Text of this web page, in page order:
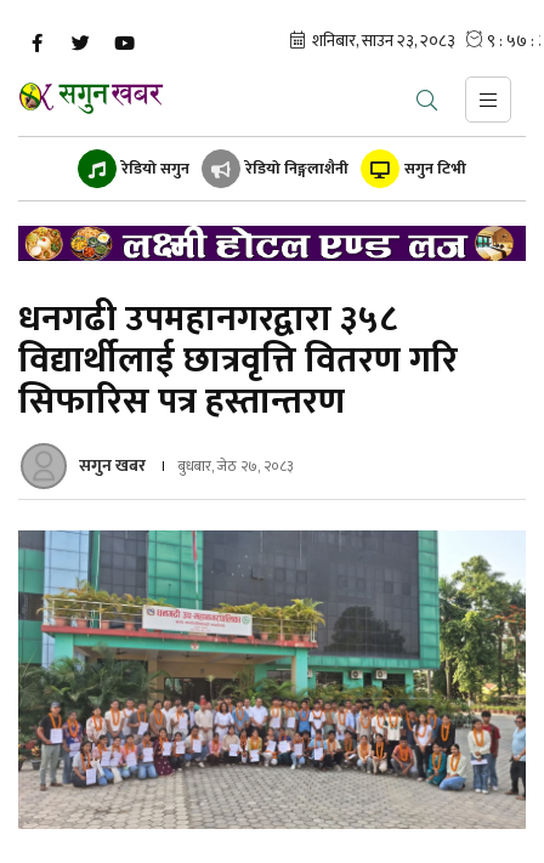
रेडियो सगुन रेडियो निङ्गलाशैनी सगुन टिभी
धनगढी उपमहानगरद्वारा ३५८
विद्यार्थीलाई छात्रवृत्ति वितरण गरि
सिफारिस पत्र हस्तान्तरण
सगुन खबर बुधबार, जेठ २७, २०८३